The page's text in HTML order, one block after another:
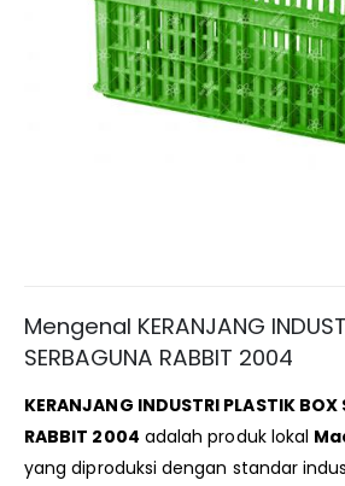
Mengenal KERANJANG
SERBAGUNA RABBIT 2004
KERANJANG INDUSTRI PLASTIK BOX
RABBIT 2004 adalah produk lokal
yang diproduksi dengan standar